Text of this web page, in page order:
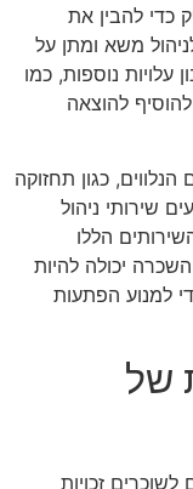
כדי להבין את
משא ומתן על
נוספות, כמו
להוצאה
כגון תחזוקה
שירותי ניהול
הללו
יכולה להיות
למנוע הפתעות
של
זכויות